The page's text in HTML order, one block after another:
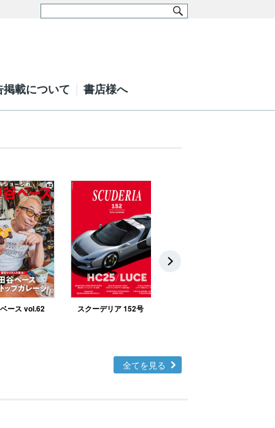
掲載について 書店様へ
ース vol.62 スクーデリア 152号
全てを見る